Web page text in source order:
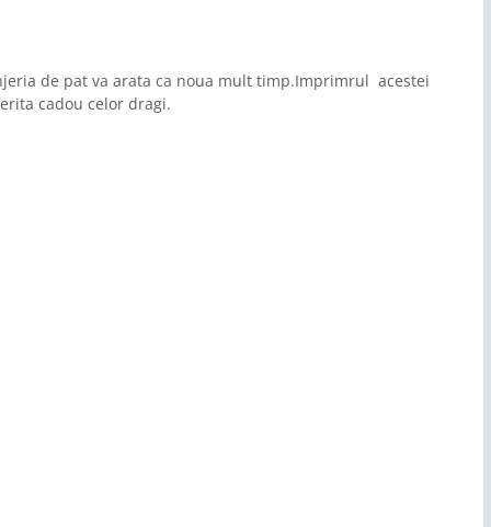
de pat va arata ca noua mult timp.Imprimrul acestei
cadou celor dragi.